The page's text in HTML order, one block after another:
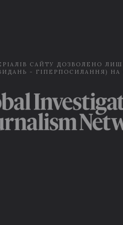
САЙТУ ДОЗВОЛЕНО
- ГІПЕРПОСИЛАННЯ) НА